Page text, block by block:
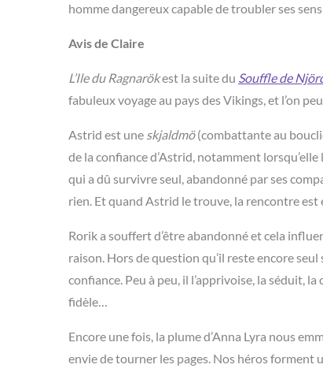
homme dangereux capable de troubler ses
Avis de Claire
L’Ile du Ragnarökest la suite du Souffle de
fabuleux voyage au pays des Vikings, et l’on
Astrid est une skjaldmö(combattante au
de la confiance d’Astrid, notamment
qui a dû survivre seul, abandonné par ses
rien. Et quand Astrid le trouve, la rencontre est
Rorik a souffert d’être abandonné et cela
raison. Hors de question qu’il reste encore
confiance. Peu à peu, il l’apprivoise, la séduit,
fidèle…
Encore une fois, la plume d’Anna Lyra nous
envie de tourner les pages. Nos héros